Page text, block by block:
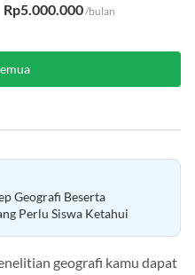
Rp5.000.000/bulan
Geografi Beserta
Perlu Siswa Ketahui
geografi kamu dapat